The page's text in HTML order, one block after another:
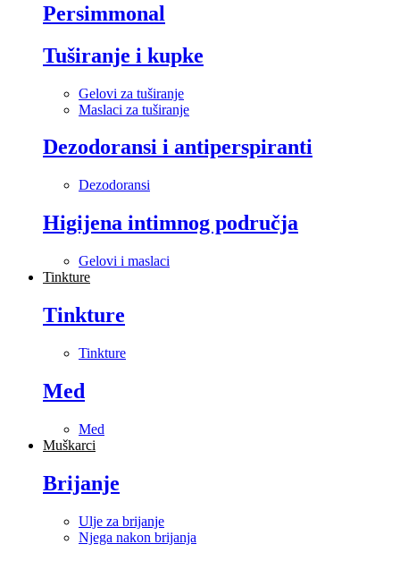
Persimmonal
Tuširanje i kupke
Gelovi za tuširanje
Maslaci za tuširanje
Dezodoransi i antiperspiranti
Dezodoransi
Higijena intimnog područja
Gelovi i maslaci
Tinkture
Tinkture
Tinkture
Med
Med
Muškarci
Brijanje
Ulje za brijanje
Njega nakon brijanja